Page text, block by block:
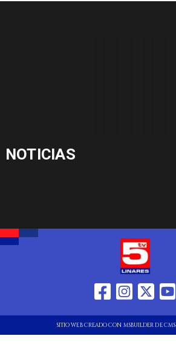
NOTICIAS
SITIO WEB CREADO CON MSBUILDER DE